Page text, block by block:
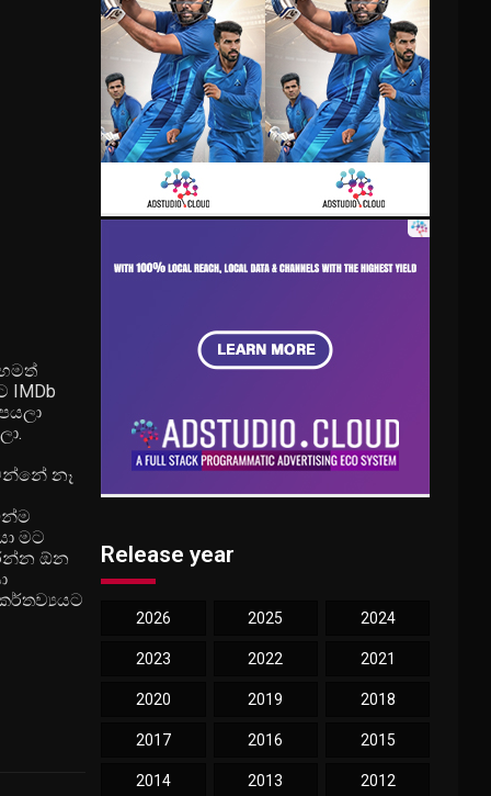
නෑ
මට
ඕන
Release year
2026 2025 2024
2023 2022 2021
2020 2019 2018
2017 2016 2015
2014 2013 2012